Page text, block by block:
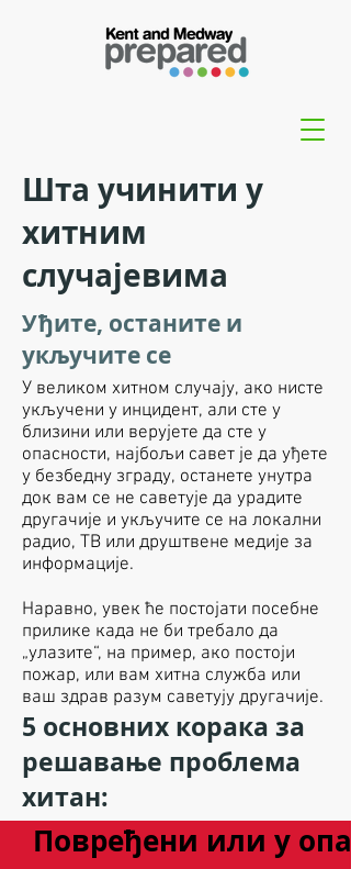
Шта учинити у
хитним
случајевима
Уђите, останите и
укључите се
У великом хитном случају, ако нисте
укључени у инцидент, али сте у
близини или верујете да сте у
опасности, најбољи савет је да уђете
у безбедну зграду, останете унутра
док вам се не саветује да урадите
другачије и укључите се на локални
радио, ТВ или друштвене медије за
информације.
Наравно, увек ће постојати посебне
прилике када не би требало да
„улазите“, на пример, ако постоји
пожар, или вам хитна служба или
ваш здрав разум саветују другачије.
5 основних корака за
решавање проблема
хитан:
Повређени или у